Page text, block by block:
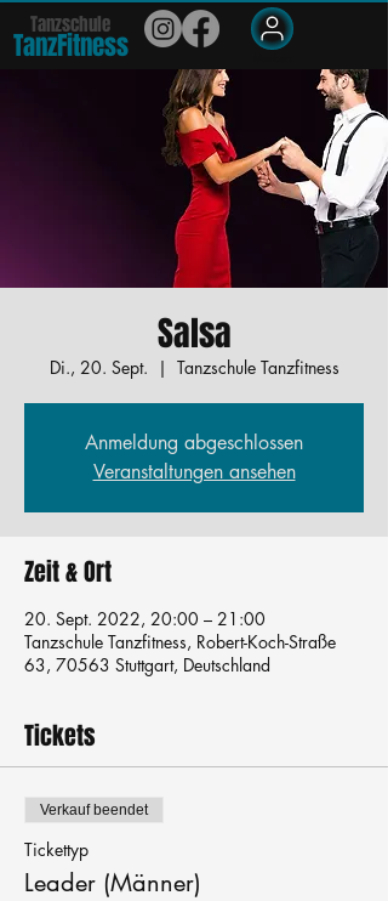
Tanzschule
TanzFitness
Salsa
Di., 20. Sept.
  |
Tanzschule Tanzfitness
Anmeldung abgeschlossen
Veranstaltungen ansehen
Zeit & Ort
20. Sept. 2022, 20:00 – 21:00
Tanzschule Tanzfitness, Robert-Koch-Straße
63, 70563 Stuttgart, Deutschland
Tickets
Verkauf beendet
Tickettyp
Leader (Männer)